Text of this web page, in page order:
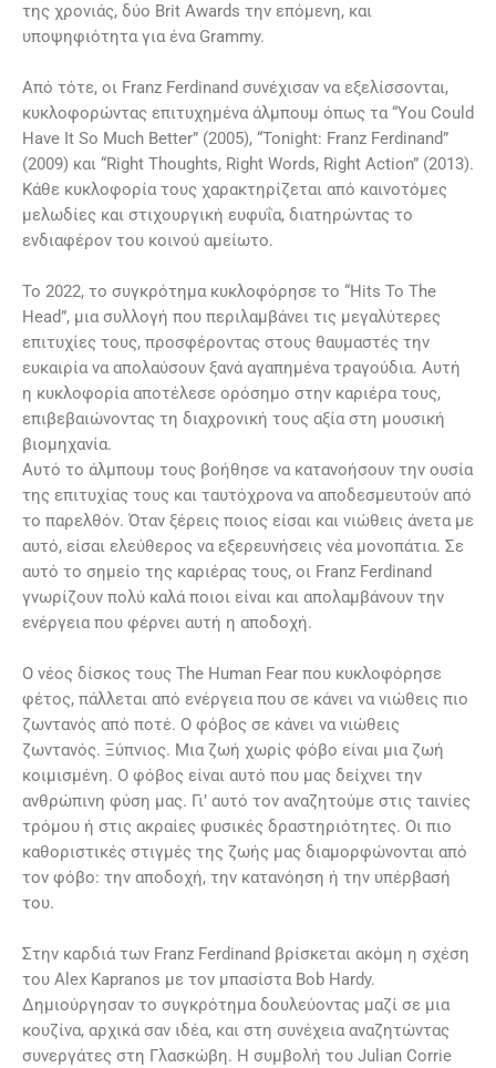
της χρονιάς, δύο Brit Awards την επόμενη, και
υποψηφιότητα για ένα Grammy.
Από τότε, οι Franz Ferdinand συνέχισαν να εξελίσσονται,
κυκλοφορώντας επιτυχημένα άλμπουμ όπως τα “You Could
Have It So Much Better” (2005), “Tonight: Franz Ferdinand”
(2009) και “Right Thoughts, Right Words, Right Action” (2013).
Κάθε κυκλοφορία τους χαρακτηρίζεται από καινοτόμες
μελωδίες και στιχουργική ευφυΐα, διατηρώντας το
ενδιαφέρον του κοινού αμείωτο.
Το 2022, το συγκρότημα κυκλοφόρησε το “Hits To The
Head”, μια συλλογή που περιλαμβάνει τις μεγαλύτερες
επιτυχίες τους, προσφέροντας στους θαυμαστές την
ευκαιρία να απολαύσουν ξανά αγαπημένα τραγούδια. Αυτή
η κυκλοφορία αποτέλεσε ορόσημο στην καριέρα τους,
επιβεβαιώνοντας τη διαχρονική τους αξία στη μουσική
βιομηχανία.
Αυτό το άλμπουμ τους βοήθησε να κατανοήσουν την ουσία
της επιτυχίας τους και ταυτόχρονα να αποδεσμευτούν από
το παρελθόν. Όταν ξέρεις ποιος είσαι και νιώθεις άνετα με
αυτό, είσαι ελεύθερος να εξερευνήσεις νέα μονοπάτια. Σε
αυτό το σημείο της καριέρας τους, οι Franz Ferdinand
γνωρίζουν πολύ καλά ποιοι είναι και απολαμβάνουν την
ενέργεια που φέρνει αυτή η αποδοχή.
Ο νέος δίσκος τους The Human Fear που κυκλοφόρησε
φέτος, πάλλεται από ενέργεια που σε κάνει να νιώθεις πιο
ζωντανός από ποτέ. Ο φόβος σε κάνει να νιώθεις
ζωντανός. Ξύπνιος. Μια ζωή χωρίς φόβο είναι μια ζωή
κοιμισμένη. Ο φόβος είναι αυτό που μας δείχνει την
ανθρώπινη φύση μας. Γι’ αυτό τον αναζητούμε στις ταινίες
τρόμου ή στις ακραίες φυσικές δραστηριότητες. Οι πιο
καθοριστικές στιγμές της ζωής μας διαμορφώνονται από
τον φόβο: την αποδοχή, την κατανόηση ή την υπέρβασή
του.
Στην καρδιά των Franz Ferdinand βρίσκεται ακόμη η σχέση
του Alex Kapranos με τον μπασίστα Bob Hardy.
Δημιούργησαν το συγκρότημα δουλεύοντας μαζί σε μια
κουζίνα, αρχικά σαν ιδέα, και στη συνέχεια αναζητώντας
συνεργάτες στη Γλασκώβη. Η συμβολή του Julian Corrie